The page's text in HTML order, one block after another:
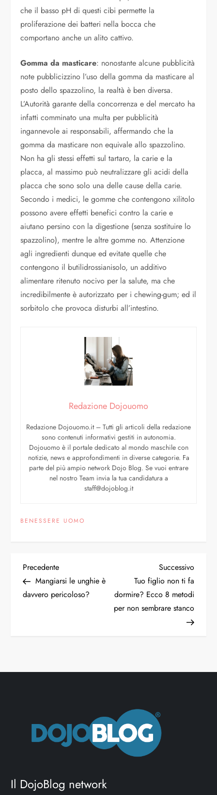
che il basso pH di questi cibi permette la
proliferazione dei batteri nella bocca che
comportano anche un alito cattivo.
Gomma da masticare: nonostante alcune pubblicità
note pubblicizzino l’uso della gomma da masticare al
posto dello spazzolino, la realtà è ben diversa.
L’Autorità garante della concorrenza e del mercato ha
infatti comminato una multa per pubblicità
ingannevole ai responsabili, affermando che la
gomma da masticare non equivale allo spazzolino.
Non ha gli stessi effetti sul tartaro, la carie e la
placca, al massimo può neutralizzare gli acidi della
placca che sono solo una delle cause della carie.
Secondo i medici, le gomme che contengono xilitolo
possono avere effetti benefici contro la carie e
aiutano persino con la digestione (senza sostituire lo
spazzolino), mentre le altre gomme no. Attenzione
agli ingredienti dunque ed evitate quelle che
contengono il butilidrossianisolo, un additivo
alimentare ritenuto nocivo per la salute, ma che
incredibilmente è autorizzato per i chewing-gum; ed il
sorbitolo che provoca disturbi all’intestino.
Redazione Dojouomo
Redazione Dojouomo.it – Tutti gli articoli della redazione
sono contenuti informativi gestiti in autonomia.
Dojouomo è il portale dedicato al mondo maschile con
notizie, news e approfondimenti in diverse categorie. Fa
parte del più ampio network Dojo Blog. Se vuoi entrare
nel nostro Team invia la tua candidatura a
staff@dojoblog.it
BENESSERE UOMO
Precedente
Mangiarsi le unghie è
davvero pericoloso?
Successivo
Tuo figlio non ti fa
dormire? Ecco 8 metodi
per non sembrare stanco
Il DojoBlog network